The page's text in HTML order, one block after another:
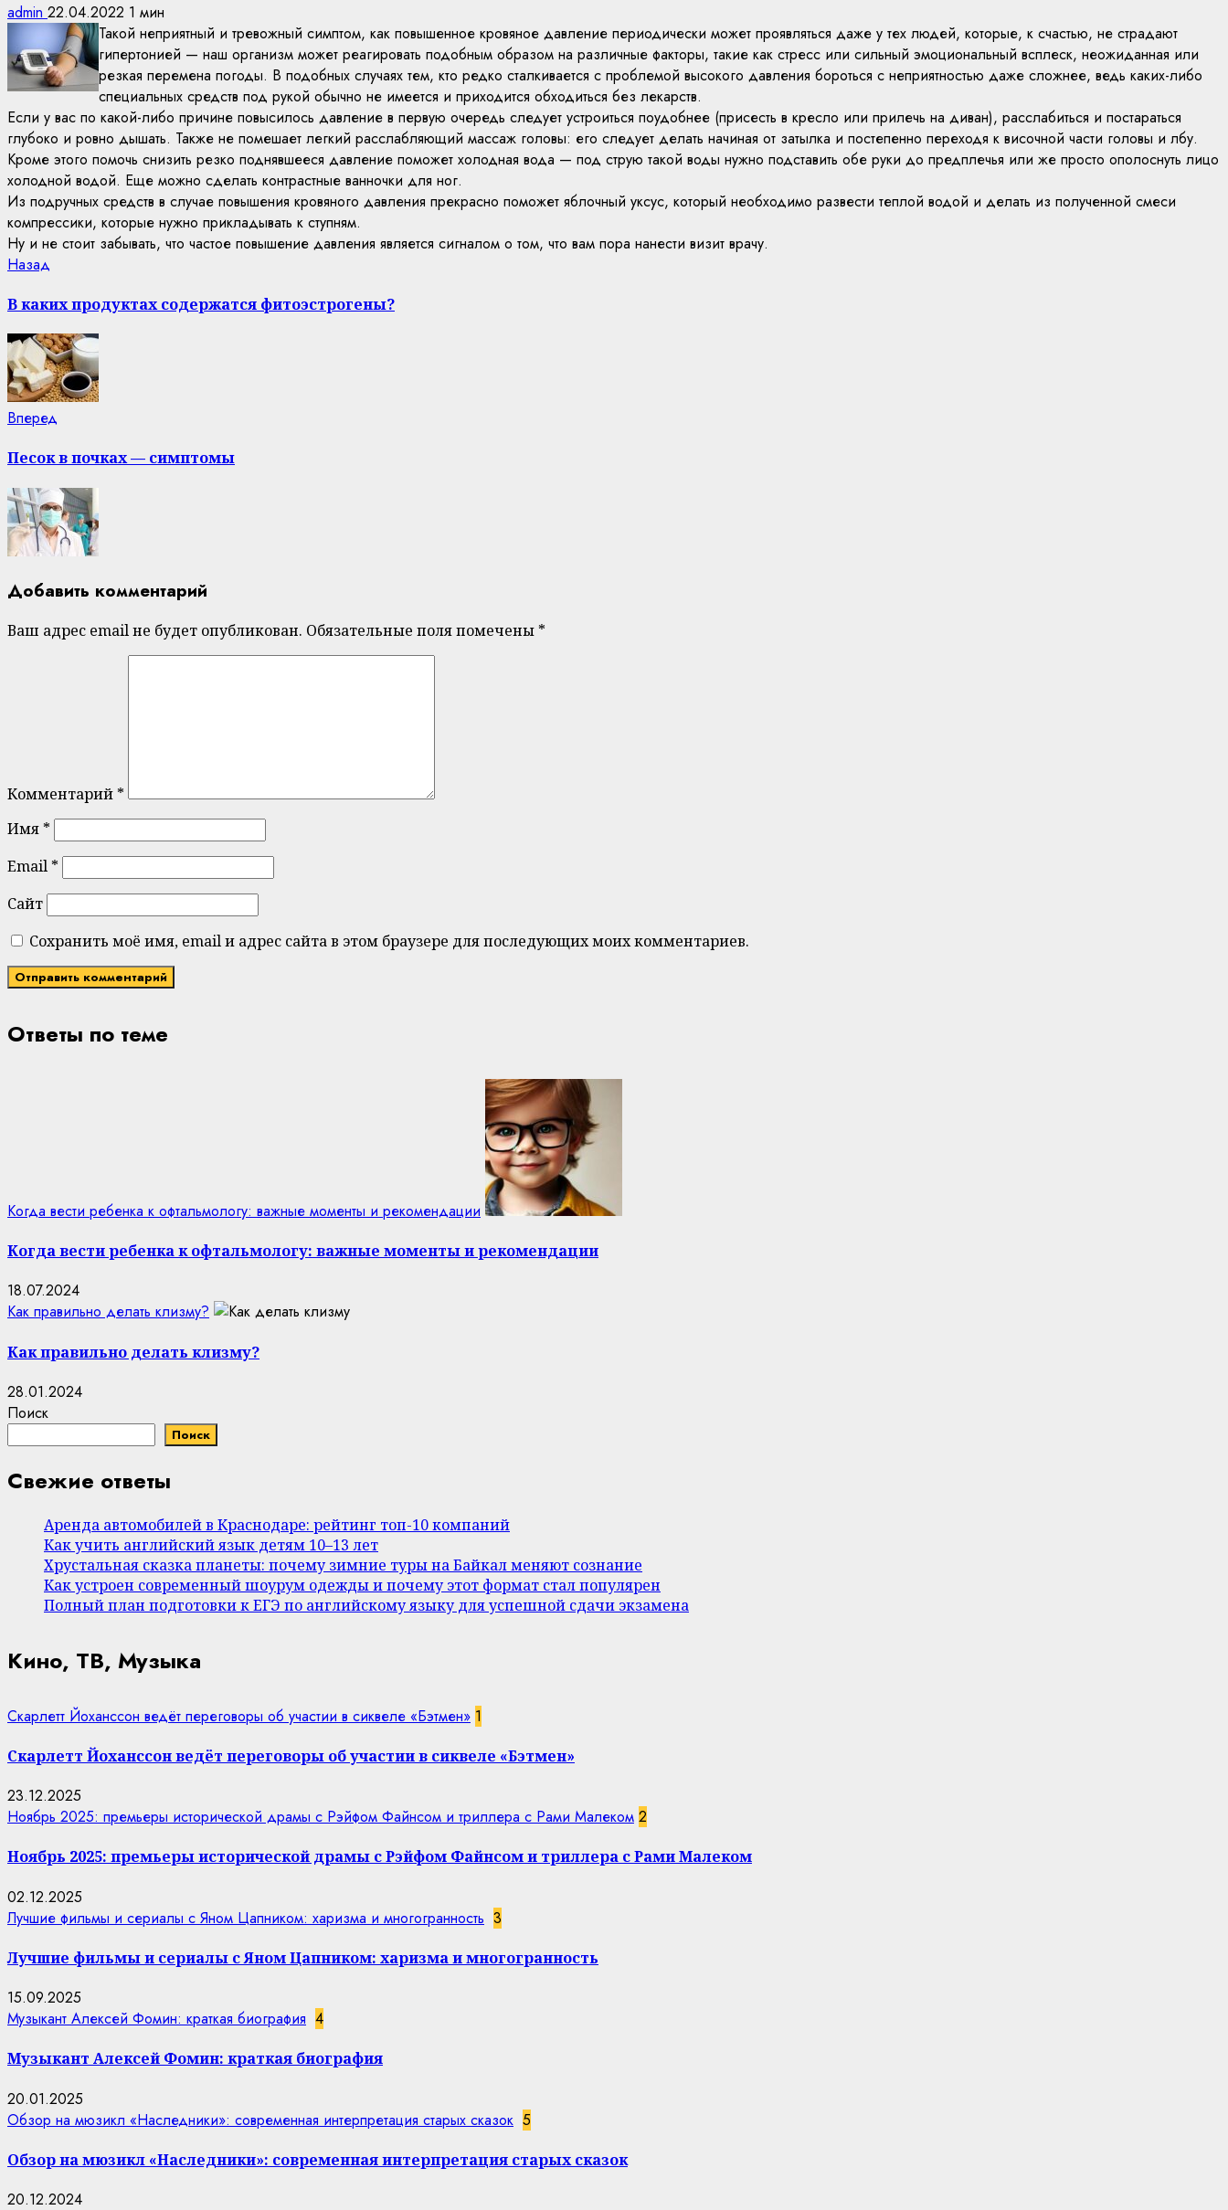
admin 22.04.2022 1 мин
Такой неприятный и тревожный симптом, как повышенное кровяное давление периодически может проявляться даже у тех людей, которые, к счастью, не страдают
гипертонией — наш организм может реагировать подобным образом на различные факторы, такие как стресс или сильный эмоциональный всплеск, неожиданная или
резкая перемена погоды. В подобных случаях тем, кто редко сталкивается с проблемой высокого давления бороться с неприятностью даже сложнее, ведь каких-либо
специальных средств под рукой обычно не имеется и приходится обходиться без лекарств.
Если у вас по какой-либо причине повысилось давление в первую очередь следует устроиться поудобнее (присесть в кресло или прилечь на диван), расслабиться и постараться
глубоко и ровно дышать. Также не помешает легкий расслабляющий массаж головы: его следует делать начиная от затылка и постепенно переходя к височной части головы и лбу.
Кроме этого помочь снизить резко поднявшееся давление поможет холодная вода — под струю такой воды нужно подставить обе руки до предплечья или же просто ополоснуть лицо
холодной водой. Еще можно сделать контрастные ванночки для ног.
Из подручных средств в случае повышения кровяного давления прекрасно поможет яблочный уксус, который необходимо развести теплой водой и делать из полученной смеси
компрессики, которые нужно прикладывать к ступням.
Ну и не стоит забывать, что частое повышение давления является сигналом о том, что вам пора нанести визит врачу.
Continue
Reading
Назад
В каких продуктах содержатся фитоэстрогены?
Вперед
Песок в почках — симптомы
Добавить комментарий
Ваш адрес email не будет опубликован. Обязательные поля помечены *
Комментарий *
Имя *
Email *
Сайт
Сохранить моё имя, email и адрес сайта в этом браузере для последующих моих комментариев.
Ответы по теме
Когда вести ребенка к офтальмологу: важные моменты и рекомендации
Когда вести ребенка к офтальмологу: важные моменты и рекомендации
18.07.2024
Как правильно делать клизму?
Как правильно делать клизму?
28.01.2024
Поиск
Поиск
Свежие ответы
Аренда автомобилей в Краснодаре: рейтинг топ-10 компаний
Как учить английский язык детям 10–13 лет
Хрустальная сказка планеты: почему зимние туры на Байкал меняют сознание
Как устроен современный шоурум одежды и почему этот формат стал популярен
Полный план подготовки к ЕГЭ по английскому языку для успешной сдачи экзамена
Кино, ТВ, Музыка
Скарлетт Йоханссон ведёт переговоры об участии в сиквеле «Бэтмен» 1
Скарлетт Йоханссон ведёт переговоры об участии в сиквеле «Бэтмен»
23.12.2025
Ноябрь 2025: премьеры исторической драмы с Рэйфом Файнсом и триллера с Рами Малеком 2
Ноябрь 2025: премьеры исторической драмы с Рэйфом Файнсом и триллера с Рами Малеком
02.12.2025
Лучшие фильмы и сериалы с Яном Цапником: харизма и многогранность 3
Лучшие фильмы и сериалы с Яном Цапником: харизма и многогранность
15.09.2025
Музыкант Алексей Фомин: краткая биография 4
Музыкант Алексей Фомин: краткая биография
20.01.2025
Обзор на мюзикл «Наследники»: современная интерпретация старых сказок 5
Обзор на мюзикл «Наследники»: современная интерпретация старых сказок
20.12.2024